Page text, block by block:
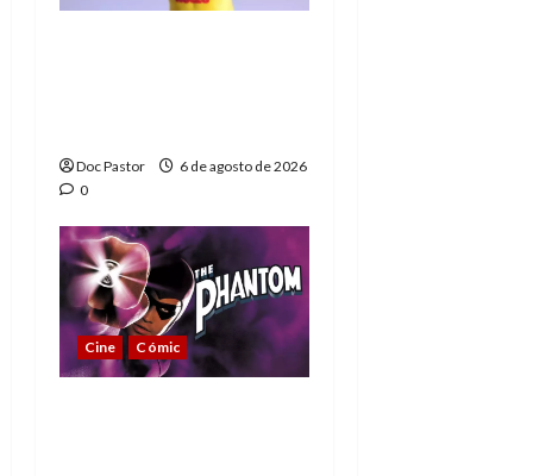
Doc Pastor
6 de agosto de 2026
0
Cine Cómic